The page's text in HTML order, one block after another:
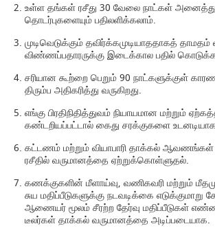
உள்ள தங்கள் ரசீது 30 வேலை நாட்கள்
தொடர்புகளையும் பதிலளிக்கலாம்.
முடிவெடுக்கும் தவிர்க்கமுடியாததாகத்
விண்ணப்பதாரருக்கு இடைக்கால பதில்
சரியான கூற்றை பெறும் 90 நாட்களுக்குள்
திரும்ப அதிகரித்து வருகிறது.
எங்கு பிரதிநிதித்துவம் நியாயமான மற்றும்
கண்டறியப்பட்டால் கைது சரக்குகளை
கட்டணம் மற்றும் வியாபாரி தாக்கல் ஆவணங்கள்
ரசீதில் வருமானத்தை ஏற்றுக்கொள்ளுதல்.
கணக்குகளின் மீளாய்வு, வணிகவரி மற்றும்
சுய மதிப்பீடுகளுக்கு நடவடிக்கை எடுக்குமாறு
ஆணையர் மூலம் சீரற்ற தேர்வு மதிப்பீடுகள்
டீலர்கள் தாக்கல் வருமானத்தை அடிப்படையாக.